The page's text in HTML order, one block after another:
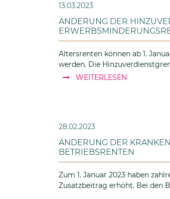
13.03.2023
ÄNDERUNG DER
Altersrenten können ab 1.
werden. Die
WEITERLESEN
28.02.2023
ÄNDERUNG DER
BETRIEBSRENTEN
Zum 1. Januar 2023 haben
Zusatzbeitrag erhöht. Bei den